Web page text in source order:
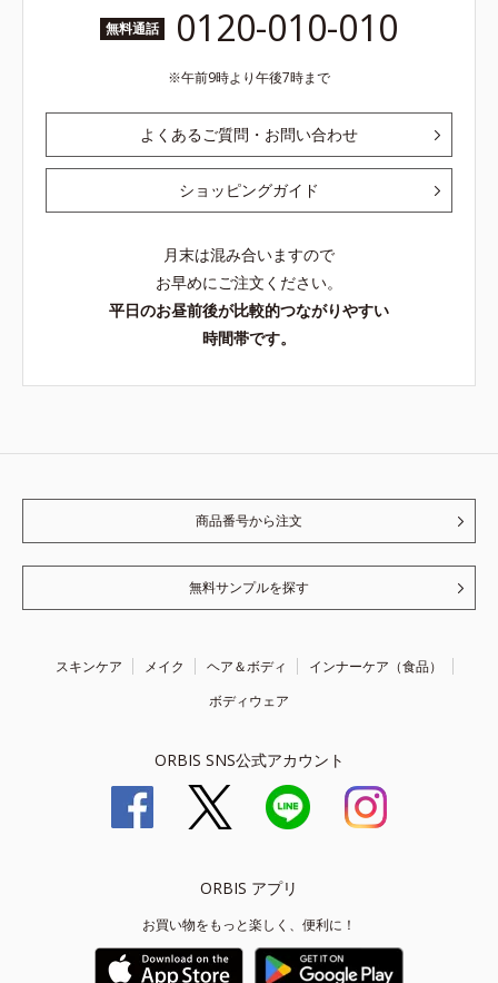
無料通話 0120-010-010
午前9時より午後7時まで
よくあるご質問・お問い合わせ
ショッピングガイド
月末は混み合いますので
お早めにご注文ください。
平日のお昼前後が比較的つながりやすい
時間帯です。
商品番号から注文
無料サンプルを探す
スキンケア メイク ヘア＆ボディ
インナーケア（食品）
ボディウェア
ORBIS SNS公式アカウント
ORBIS アプリ
お買い物をもっと楽しく、便利に！